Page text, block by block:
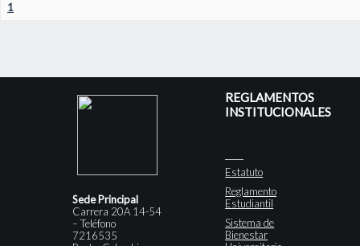
1
Sede Principal
Carrera 20A 14-54
– Teléfono
7216535
REGLAMENTOS
INSTITUCIONALES
Estatuto
Reglamento
Estudiantil
Sistema de
Bienestar